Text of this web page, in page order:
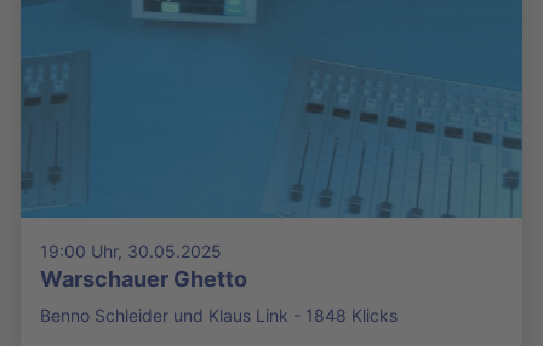
19:00 Uhr, 30.05.2025
Warschauer Ghetto
Benno Schleider und Klaus Link - 1848 Klicks